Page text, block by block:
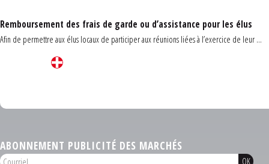
Remboursement des frais de garde ou d’assistance pour les élus
Afin de permettre aux élus locaux de participer aux réunions liées à l’exercice de leur ...
ABONNEMENT PUBLICITÉ DES MARCHÉS